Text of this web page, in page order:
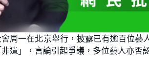
會周一在北京舉行，披露已有逾百位
遺」，言論引起爭議，多位藝人亦否